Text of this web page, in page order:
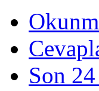
Son